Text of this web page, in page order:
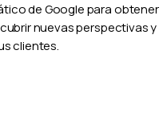
de Google para obtener
nuevas perspectivas y
clientes.